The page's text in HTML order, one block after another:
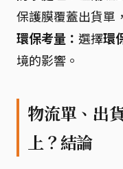
保護膜覆蓋出貨單
環保考量： 選擇環
境的影響。
物流單、出
上？結論